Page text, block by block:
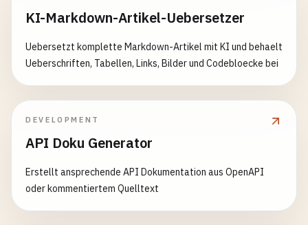
KI-Markdown-Artikel-Uebersetzer
Uebersetzt komplette Markdown-Artikel mit KI und behaelt
Ueberschriften, Tabellen, Links, Bilder und Codebloecke bei
DEVELOPMENT
API Doku Generator
Erstellt ansprechende API Dokumentation aus OpenAPI
oder kommentiertem Quelltext